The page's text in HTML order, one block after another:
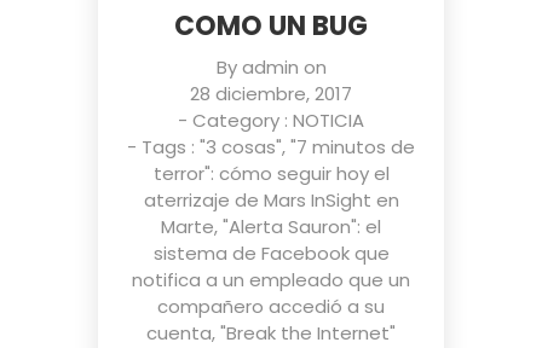
COMO UN BUG
Byadmin on
28 diciembre, 2017
- Category : NOTICIA
- Tags : "3 cosas","7 minutos de
terror": cómo seguir hoy el
aterrizaje de Mars InSight en
Marte,"Alerta Sauron": el
sistema de Facebook que
notifica a un empleado que un
compañero accedió a su
cuenta,"Break the Internet"